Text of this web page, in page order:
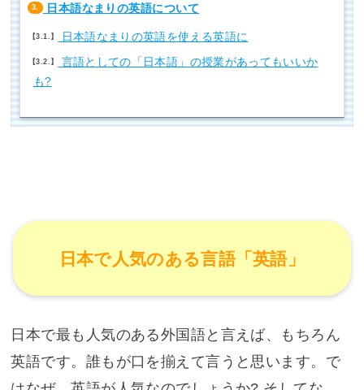
3. 日本語なまりの英語について
3.1. 日本語なまりの英語を使える英語に
3.2.
言語としての「日本語」の授業があってもいいか
も?
日本で人気のある言語「英語」
日本で最も人気のある外国語と言えば、もちろん
英語です。誰もが口を揃えて言うと思います。で